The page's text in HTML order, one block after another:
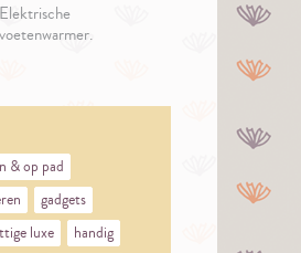
Elektrische
voetenwarmer.
& op pad
gadgets
luxe
handig